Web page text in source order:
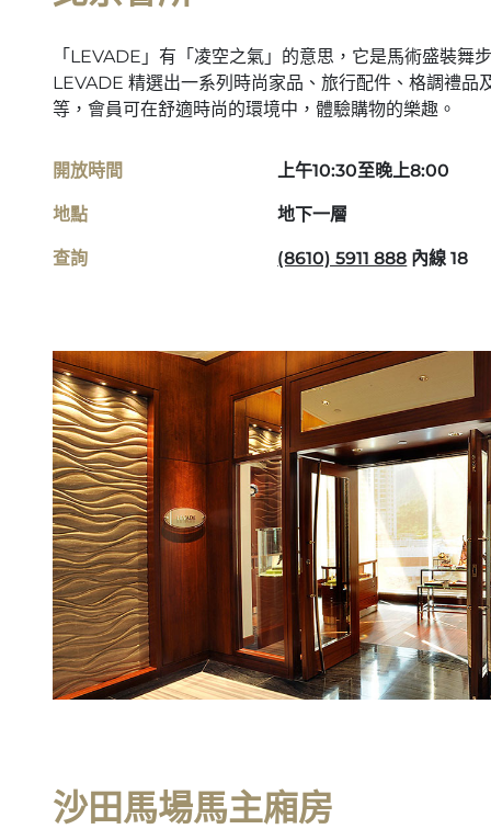
「LEVADE」有「凌空之氣」的意思，它是馬術盛裝舞
LEVADE 精選出一系列時尚家品、旅行配件、格調禮品
等，會員可在舒適時尚的環境中，體驗購物的樂趣。
開放時間 上午10:30至晚上8:00
地點 地下一層
查詢 (8610) 5911 888 內線 18
沙田馬場馬主廂房